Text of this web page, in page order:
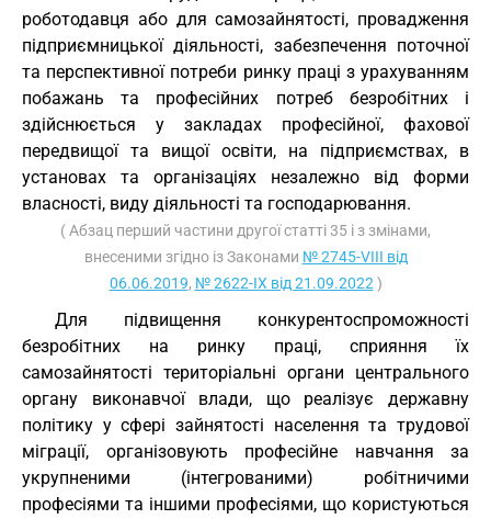
роботодавця або для самозайнятості, провадження
підприємницької діяльності, забезпечення поточної
та перспективної потреби ринку праці з урахуванням
побажань та професійних потреб безробітних і
здійснюється у закладах професійної, фахової
передвищої та вищої освіти, на підприємствах, в
установах та організаціях незалежно від форми
власності, виду діяльності та господарювання.
( Абзац перший частини другої статті 35 і з змінами,
внесеними згідно із Законами № 2745-VIII від
06.06.2019, № 2622-IX від 21.09.2022 )
Для підвищення конкурентоспроможності
безробітних на ринку праці, сприяння їх
самозайнятості територіальні органи центрального
органу виконавчої влади, що реалізує державну
політику у сфері зайнятості населення та трудової
міграції, організовують професійне навчання за
укрупненими (інтегрованими) робітничими
професіями та іншими професіями, що користуються